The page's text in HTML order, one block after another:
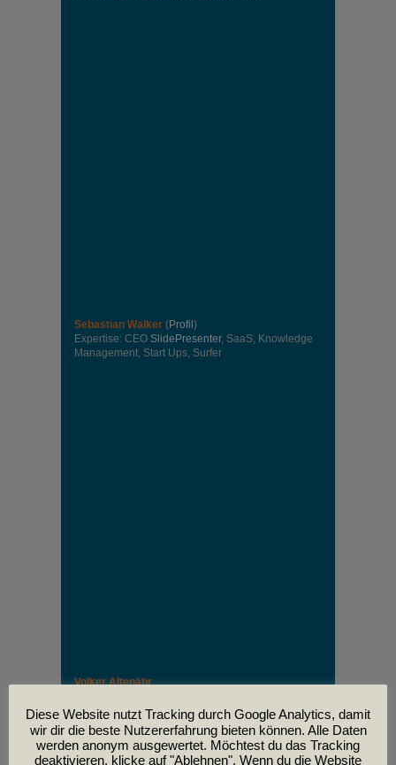
Sebastian Walker (Profil )
Expertise: CEO SlidePresenter, SaaS, Knowledge
Management, Start Ups, Surfer
Volker Altenähr
leider am
30. April im Alter von 81 Jahren verstorben.
Diese Website nutzt Tracking durch Google Analytics, damit
wir dir die beste Nutzererfahrung bieten können. Alle Daten
werden anonym ausgewertet. Möchtest du das Tracking
deaktivieren, klicke auf "Ablehnen". Wenn du die Website